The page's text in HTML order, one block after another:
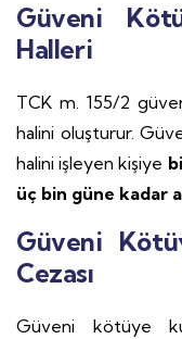
Güveni
Halleri
TCK m. 155/2
halini oluşturur.
halini işleyen kişiye
üç bin güne kadar
Güveni
Cezası
Güveni kötüye